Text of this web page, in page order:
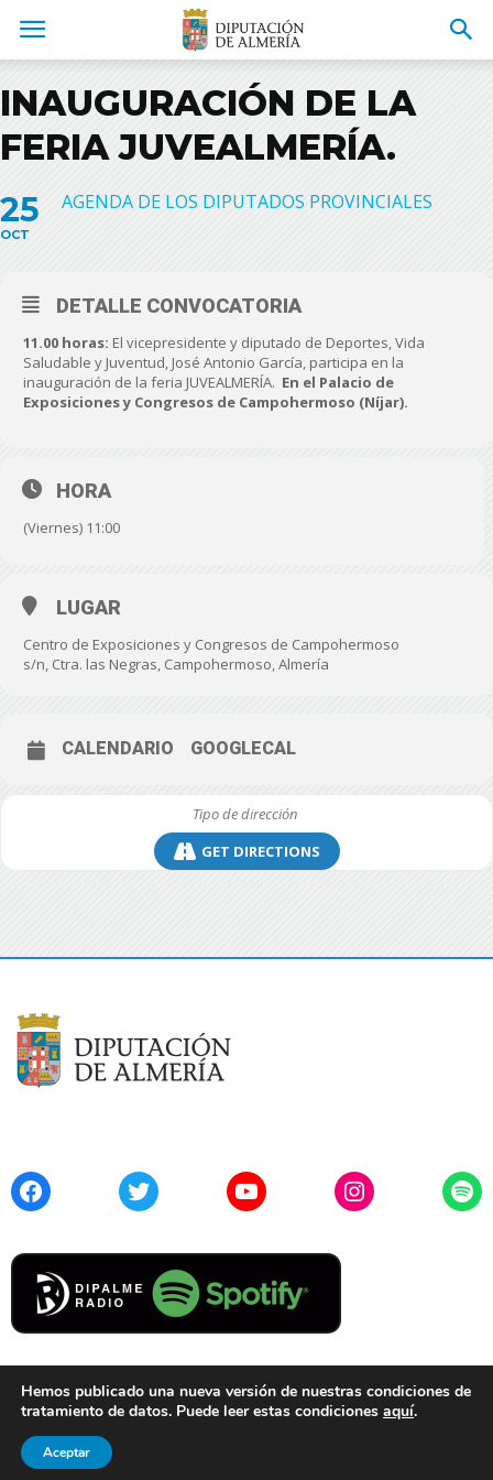
INAUGURACIÓN DE LA
FERIA JUVEALMERÍA.
25
OCT
AGENDA DE LOS DIPUTADOS PROVINCIALES
DETALLE CONVOCATORIA
11.00 horas: El vicepresidente y diputado de Deportes, Vida
Saludable y Juventud, José Antonio García, participa en la
inauguración de la feria JUVEALMERÍA. En el Palacio de
Exposiciones y Congresos de Campohermoso (Níjar).
HORA
(Viernes) 11:00
LUGAR
Centro de Exposiciones y Congresos de Campohermoso
s/n, Ctra. las Negras, Campohermoso, Almería
CALENDARIO GOOGLECAL
GET DIRECTIONS
FacebookTwitter YouTubeInstagram
Cookies
© 2021 Diputación de Almería. Todos los derechos reservados.
Hemos publicado una nueva versión de nuestras condiciones de
tratamiento de datos. Puede leer estas condiciones aquí.
Aceptar